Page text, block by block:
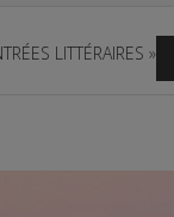
LITTÉRAIRES »